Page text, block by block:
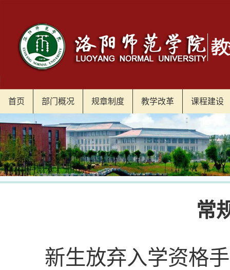
首页 部门概况 规章制度 教学改革 课程建设
常
新生放弃入学资格